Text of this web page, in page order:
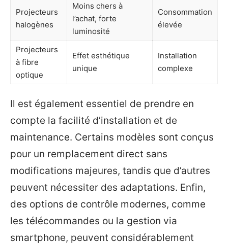
Projecteurs
halogènes
Moins chers à
l’achat, forte
luminosité
Consommation
élevée
Projecteurs
à fibre
optique
Effet esthétique
unique
Installation
complexe
Il est également essentiel de prendre en
compte la facilité d’installation et de
maintenance. Certains modèles sont conçus
pour un remplacement direct sans
modifications majeures, tandis que d’autres
peuvent nécessiter des adaptations. Enfin,
des options de contrôle modernes, comme
les télécommandes ou la gestion via
smartphone, peuvent considérablement